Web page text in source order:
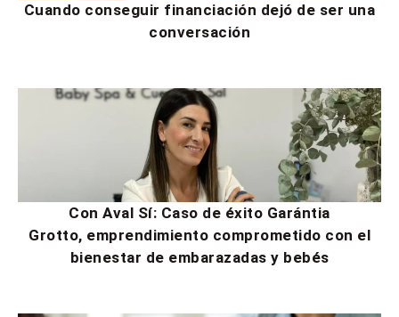
Cuando conseguir financiación dejó de ser una
conversación
Con Aval Sí: Caso de éxito Garántia
Grotto, emprendimiento comprometido con el
bienestar de embarazadas y bebés